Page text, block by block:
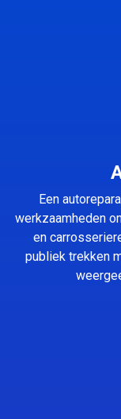
Een
werkzaamheden
en
publiek trekken